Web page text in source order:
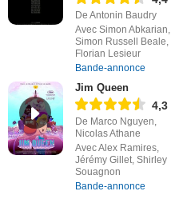
De Antonin Baudry
Avec Simon Abkarian,
Simon Russell Beale,
Florian Lesieur
Bande-annonce
Jim Queen
4,3
De Marco Nguyen,
Nicolas Athane
Avec Alex Ramires,
Jérémy Gillet, Shirley
Souagnon
Bande-annonce